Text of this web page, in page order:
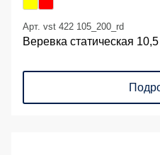
Арт. vst 422 105_200_rd
Веревка статическая